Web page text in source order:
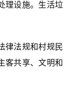
理设施。生活垃
法规和村规民
客共享、文明和